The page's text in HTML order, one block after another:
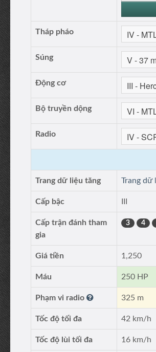
Tháp pháo
Súng
Động cơ
Bộ truyền dộng
Radio
Trang dữ liệu tăng Trang dữ
Cấp bậc
Cấp trận đánh tham
gia
3 4
Giá tiền 1,250
Máu 250 HP
Phạm vi radio 325 m
Tốc độ tối đa 42 km/h
Tốc độ lùi tối đa 16 km/h